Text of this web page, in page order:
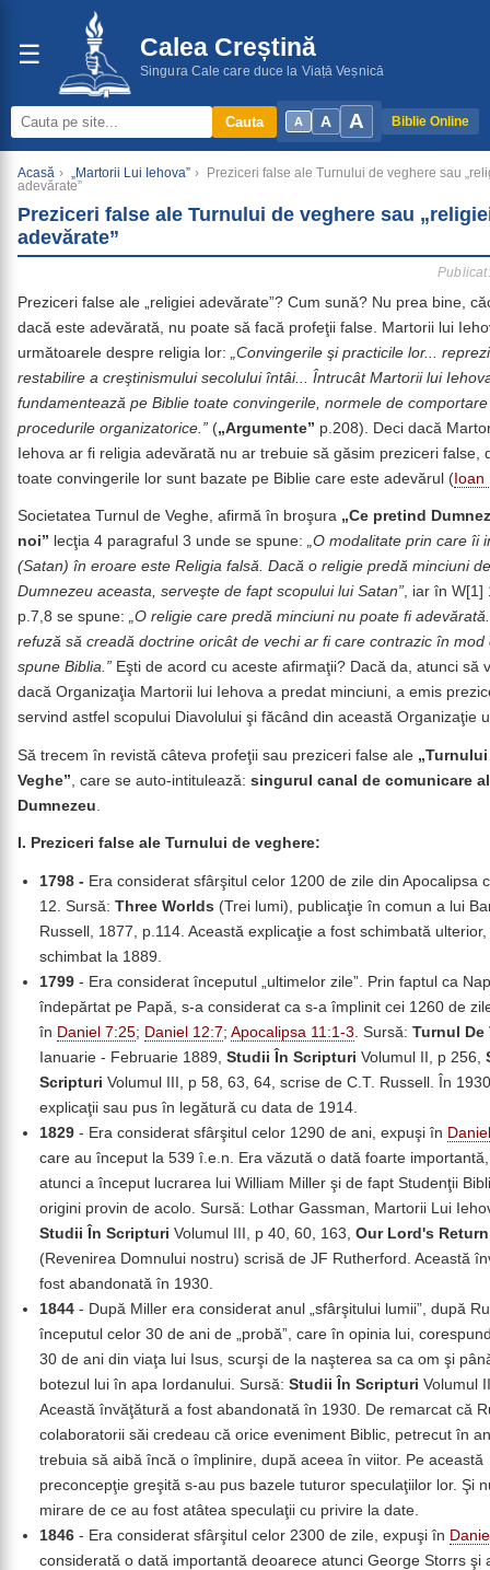
☰ Calea Creștină
Singura Cale care duce la Viață Veșnică
A A A Biblie Online
Cauta
Acasă › „Martorii Lui Iehova” ›
Preziceri false ale Turnului de veghere sau
adevărate”
Preziceri false ale Turnului de veghere sau
adevărate”
Preziceri false ale „religiei adevărate”? Cum sună? Nu prea bine,
dacă este adevărată, nu poate să facă profeţii false. Martorii lui
următoarele despre religia lor: „Convingerile şi practicile lor...
restabilire a creştinismului secolului întâi... Întrucât Martorii lui
fundamentează pe Biblie toate convingerile, normele de
procedurile organizatorice.” („Argumente” p.208). Deci dacă
Iehova ar fi religia adevărată nu ar trebuie să găsim preziceri false,
toate convingerile lor sunt bazate pe Biblie care este adevărul (
Societatea Turnul de Veghe, afirmă în broşura „Ce pretind
noi” lecţia 4 paragraful 3 unde se spune: „O modalitate prin care îi
(Satan) în eroare este Religia falsă. Dacă o religie predă minciuni
Dumnezeu aceasta, serveşte de fapt scopului lui Satan”, iar în W[1]
p.7,8 se spune: „O religie care predă minciuni nu poate fi
refuză să creadă doctrine oricât de vechi ar fi care contrazic în mod
spune Biblia.” Eşti de acord cu aceste afirmaţii? Dacă da, atunci să
dacă Organizaţia Martorii lui Iehova a predat minciuni, a emis
servind astfel scopului Diavolului şi făcând din această Organizaţie
Să trecem în revistă câteva profeţii sau preziceri false ale
Veghe” , care se auto-intitulează: singurul canal de comunicare
Dumnezeu
I. Preziceri false ale Turnului de veghere:
1798 - Era considerat sfârşitul celor 1200 de zile din Apocalipsa
12. Sursă:Three Worlds (Trei lumi), publicaţie în comun a lui
Russell, 1877, p.114. Această explicaţie a fost schimbată
schimbat la 1889.
1799 - Era considerat începutul „ultimelor zile”. Prin faptul ca
îndepărtat pe Papă, s-a considerat ca s-a împlinit cei 1260 de
în Daniel 7:25; Daniel 12:7;Apocalipsa 11:1-3 . Sursă:Turnul De
Ianuarie - Februarie 1889,Studii În Scripturi Volumul II, p 256,
Scripturi Volumul III, p 58, 63, 64, scrise de C.T. Russell. În
explicaţii sau pus în legătură cu data de 1914.
1829 - Era considerat sfârşitul celor 1290 de ani, expuşi în
care au început la 539 î.e.n. Era văzută o dată foarte
atunci a început lucrarea lui William Miller şi de fapt Studenţii
origini provin de acolo. Sursă: Lothar Gassman, Martorii Lui
Studii În Scripturi Volumul III, p 40, 60, 163,Our Lord's Return
(Revenirea Domnului nostru) scrisă de JF Rutherford. Această
fost abandonată în 1930.
1844 - După Miller era considerat anul „sfârşitului lumii”, după
începutul celor 30 de ani de „probă”, care în opinia lui,
30 de ani din viaţa lui Isus, scurşi de la naşterea sa ca om şi
botezul lui în apa Iordanului. Sursă:Studii În Scripturi Volumul
Această învăţătură a fost abandonată în 1930. De remarcat că
colaboratorii săi credeau că orice eveniment Biblic, petrecut în
trebuia să aibă încă o împlinire, după aceea în viitor. Pe această
preconcepţie greşită s-au pus bazele tuturor speculaţiilor lor. Şi
mirare de ce au fost atâtea speculaţii cu privire la date.
1846 - Era considerat sfârşitul celor 2300 de zile, expuşi în
considerată o dată importantă deoarece atunci George Storrs şi